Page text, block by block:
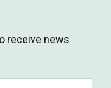
receive news